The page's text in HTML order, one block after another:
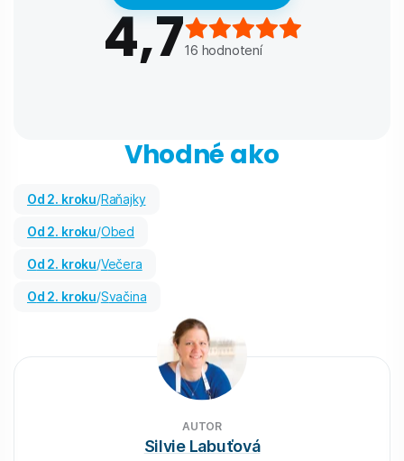
4,716 hodnotení
Vhodné ako
od 2. kroku/ Raňajky
od 2. kroku/ Obed
od 2. kroku/ Večera
od 2. kroku/ Svačina
AUTOR
Silvie Labuťová